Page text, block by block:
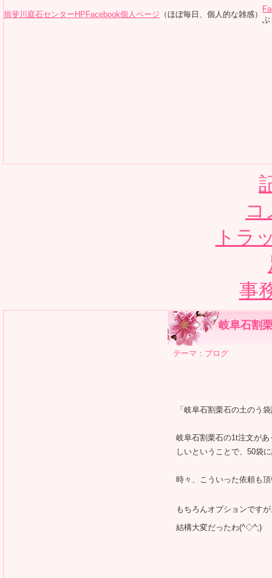
揖斐川庭石センターHPFacebook個人ページ （ほぼ毎日、個人的な雑感）
ぶ
コ
トラ
事
岐阜石割
テーマ： ブログ
「岐阜石割栗石の土のう
岐阜石割栗石の1t注文が
しいということで、50袋
時々、こういった依頼も
もちろんオプションです
結構大変だったわ(^◇^;)